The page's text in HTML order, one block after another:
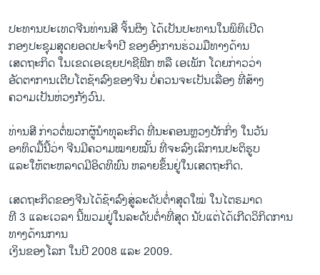
ລາຍງານ
ຕິດຕາມພວກເຮົາ ທີ່
ພາສາຕ່າງໆ
ປະທານປະເທດຈີນທ່ານສີ ຈິ້ນຜິງ ໄດ້ເປັນປະທານໃນພິທິເປີດ
ກອງປະຊຸມສຸດຍອດປະຈຳປີ ຂອງອົງການຮ່ວມມືທາງດ້ານ
ເສດຖະກິດ ໃນເຂດເອເຊຍປາຊີຟິກ ຫລື ເອເພັກ ໂດຍກ່າວວ່າ
ອັດຕາການເຕີບໂຕຊ້າລົງຂອງຈີນ ບໍ່ຄວນຈະເປັນເລື່ອງ ທີ່ສ້າງ
ຄວາມເປັນຫ່ວງກັງວົນ.
ທ່ານສີ ກ່າວຕໍ່ພວກຜູ້ນຳທຸລະກິດ ທີ່ນະຄອນຫຼວງປັກກິ່ງ ໃນວັນ
ອາທິດມື້ນີ້ວ່າ ຈີນມີຄວາມໝາຍໝັ້ນ ທີ່ຈະລົງເລິການປະຕິຮູບ
ແລະໃຫ້ຕະຫລາດມີອິດທິພົນ ຫລາຍຂຶ້ນຢູ່ໃນເສດຖະກິດ.
ເສດຖະກິດຂອງຈີນໄດ້ຊ້າລົງສູ່ລະດັບຕ່ຳສຸດໃໝ່ ໃນໄຕຣມາດ
ທີ 3 ແລະເວລາ ນີ້ພວມຢູ່ໃນລະດັບຕ່ຳທີ່ສຸດ ນັບແຕ່ໄດ້ເກີດວິກິດການ
ທາງດ້ານການ
ເງິນຂອງໂລກ ໃນປີ 2008 ແລະ 2009.